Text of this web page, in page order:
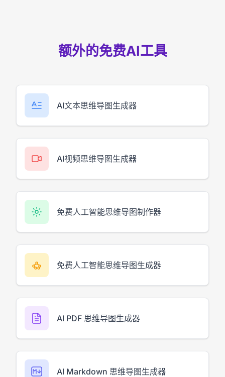
额外的免费AI工具
AI文本思维导图生成器
AI视频思维导图生成器
免费人工智能思维导图制作器
免费人工智能思维导图生成器
AI PDF 思维导图生成器
AI Markdown 思维导图生成器